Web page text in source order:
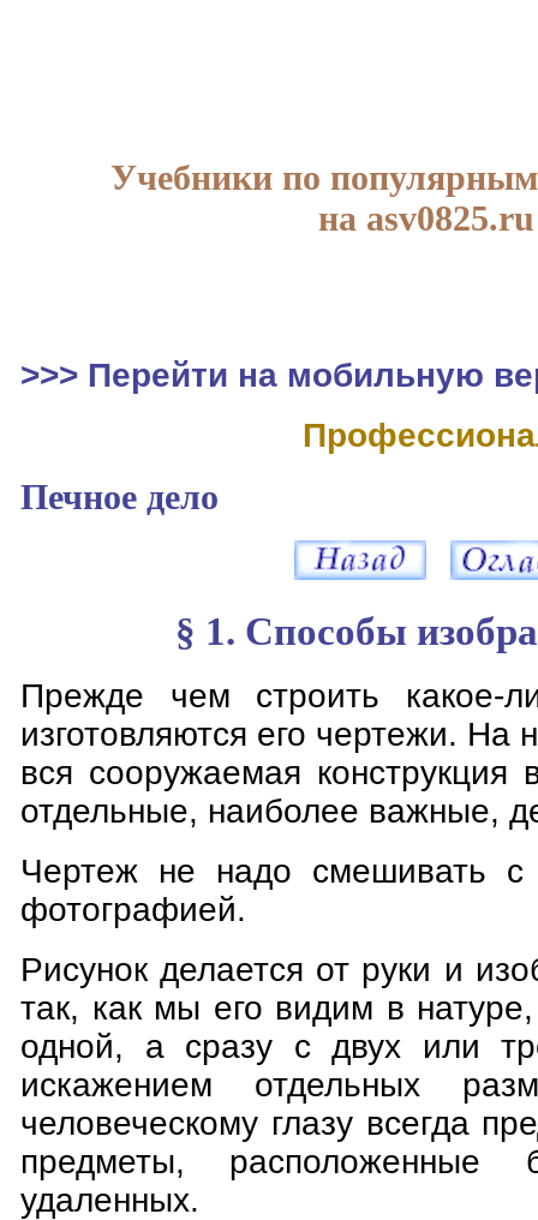
Учебники по
на asv0825.ru
>>> Перейти на мобильную
Печное дело
§ 1. Способы
Прежде чем строить какое-
изготовляются его чертежи. На
вся сооружаемая
отдельные, наиболее важные,
Чертеж не надо смешивать с
фотографией.
Рисунок делается от руки и
так, как мы его видим в
одной, а сразу с двух или
искажением отдельных
человеческому глазу всегда
предметы, расположенные
удаленных.